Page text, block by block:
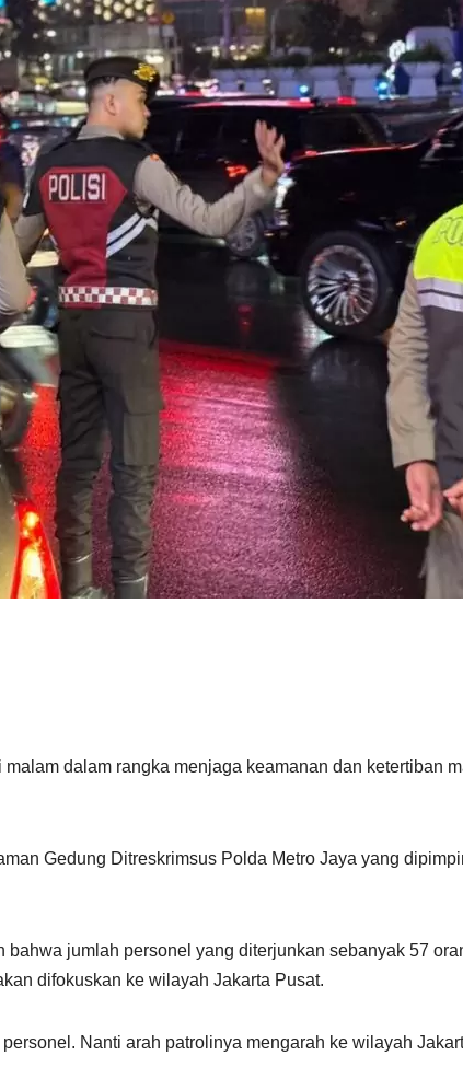
dalam rangka menjaga keamanan dan ketertiban
Gedung Ditreskrimsus Polda Metro Jaya yang
jumlah personel yang diterjunkan sebanyak 57
difokuskan ke wilayah Jakarta Pusat.
Nanti arah patrolinya mengarah ke wilayah